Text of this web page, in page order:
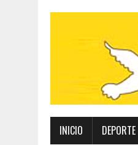
INICIO DEPORTE